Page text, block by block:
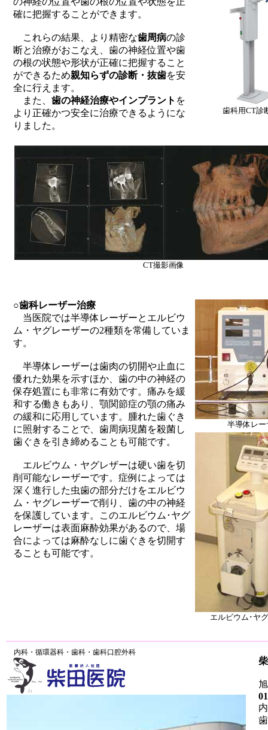
確に把握することができます。
これらの結果、より精密な歯周病の診
断と治療がおこなえ、歯の神経位置や歯
の根の状態や形状が正確に把握すること
ができるため親知らずの診断・抜歯を安
全に行えます。
また、 歯の神経治療やインプラント を
より正確かつ安全に治療できるようにな
りました。
歯科用CT診
CT撮影画像
○歯科レーザー治療
当医院では半導体レーザーとエルビウ
ム・ヤグレーザーの2種類を常備していま
す。
半導体レーザーは歯肉の切開や止血に
優れた効果を示すほか、歯の中の神経の
保存処置にも非常に有効です。痛みを緩
和する働きもあり、顎関節症の顎の痛み
の緩和に応用しています。腫れた歯ぐき
に照射することで、歯周病現菌を殺菌し
歯ぐきを引き締めることも可能です。
エルビウム・ヤグレザーは硬い歯を切
削可能なレーザーです。症例によっては
深く進行した虫歯の部分だけをエルビウ
ム・ヤグレーザーで削り、歯の中の神経
を保護しています。このエルビウム･ヤグ
レーザーは表面麻酔効果があるので、場
合によっては麻酔なしに歯ぐきを切開す
ることも可能です。
半導体レ
エルビウム･ヤ
内科・循環器科・歯科・歯科口腔外科
旭
内
歯